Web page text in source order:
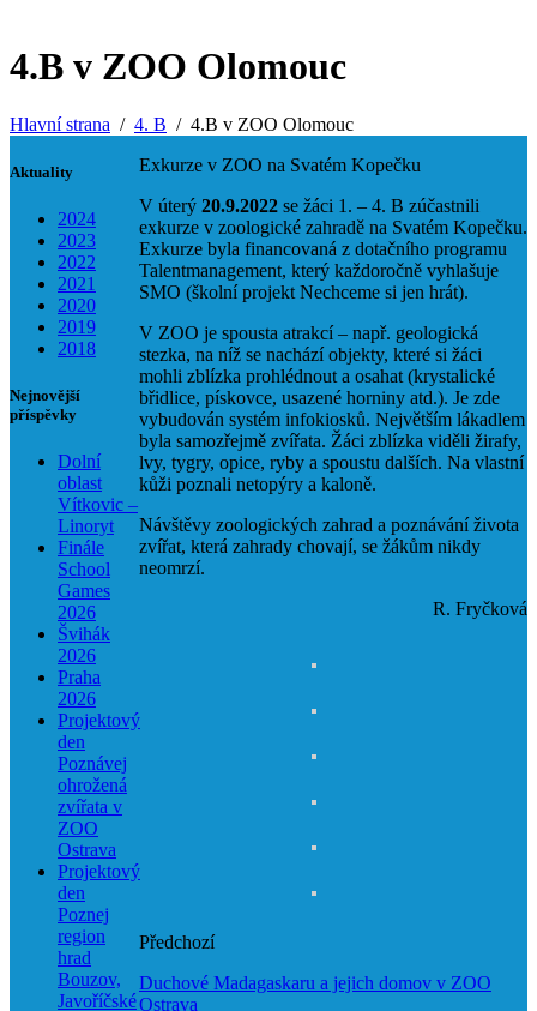
4.B v ZOO Olomouc
Hlavní strana 4. B 4.B v ZOO Olomouc
Aktuality
2024
2023
2022
2021
2020
2019
2018
Nejnovější
příspěvky
Dolní
oblast
Vítkovic –
Linoryt
Finále
School
Games
2026
Švihák
2026
Praha
2026
Projektový
den
Poznávej
ohrožená
zvířata v
ZOO
Ostrava
Projektový
den
Poznej
region
hrad
Bouzov,
Javoříčské
Exkurze v ZOO na Svatém Kopečku
V úterý 20.9.2022 se žáci 1. – 4. B zúčastnili
exkurze v zoologické zahradě na Svatém Kopečku.
Exkurze byla financovaná z dotačního programu
Talentmanagement, který každoročně vyhlašuje
SMO (školní projekt Nechceme si jen hrát).
V ZOO je spousta atrakcí – např. geologická
stezka, na níž se nachází objekty, které si žáci
mohli zblízka prohlédnout a osahat (krystalické
břidlice, pískovce, usazené horniny atd.). Je zde
vybudován systém infokiosků. Největším lákadlem
byla samozřejmě zvířata. Žáci zblízka viděli žirafy,
lvy, tygry, opice, ryby a spoustu dalších. Na vlastní
kůži poznali netopýry a kaloně.
Návštěvy zoologických zahrad a poznávání života
zvířat, která zahrady chovají, se žákům nikdy
neomrzí.
R. Fryčková
Předchozí
Duchové Madagaskaru a jejich domov v ZOO
Ostrava